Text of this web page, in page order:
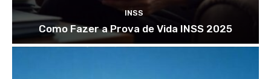
INSS
Como Fazer a Prova de Vida INSS 2025